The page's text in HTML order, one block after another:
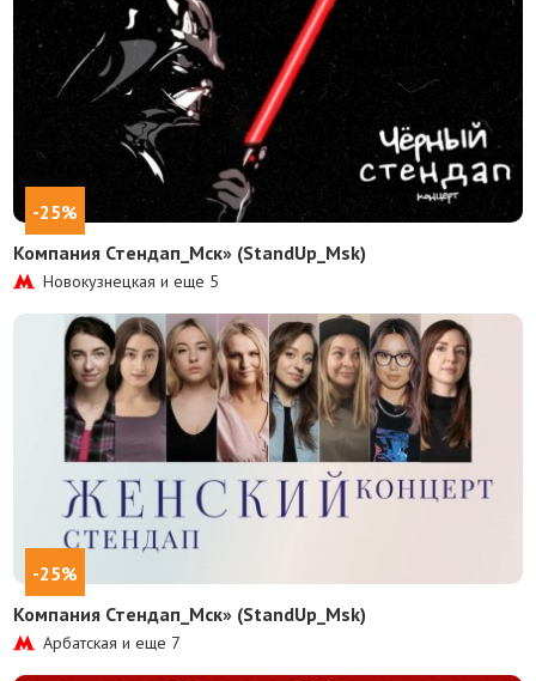
-25%
Компания Стендап_Мск» (StandUp_Msk)
Новокузнецкая и еще 5
-25%
Компания Стендап_Мск» (StandUp_Msk)
Арбатская и еще 7